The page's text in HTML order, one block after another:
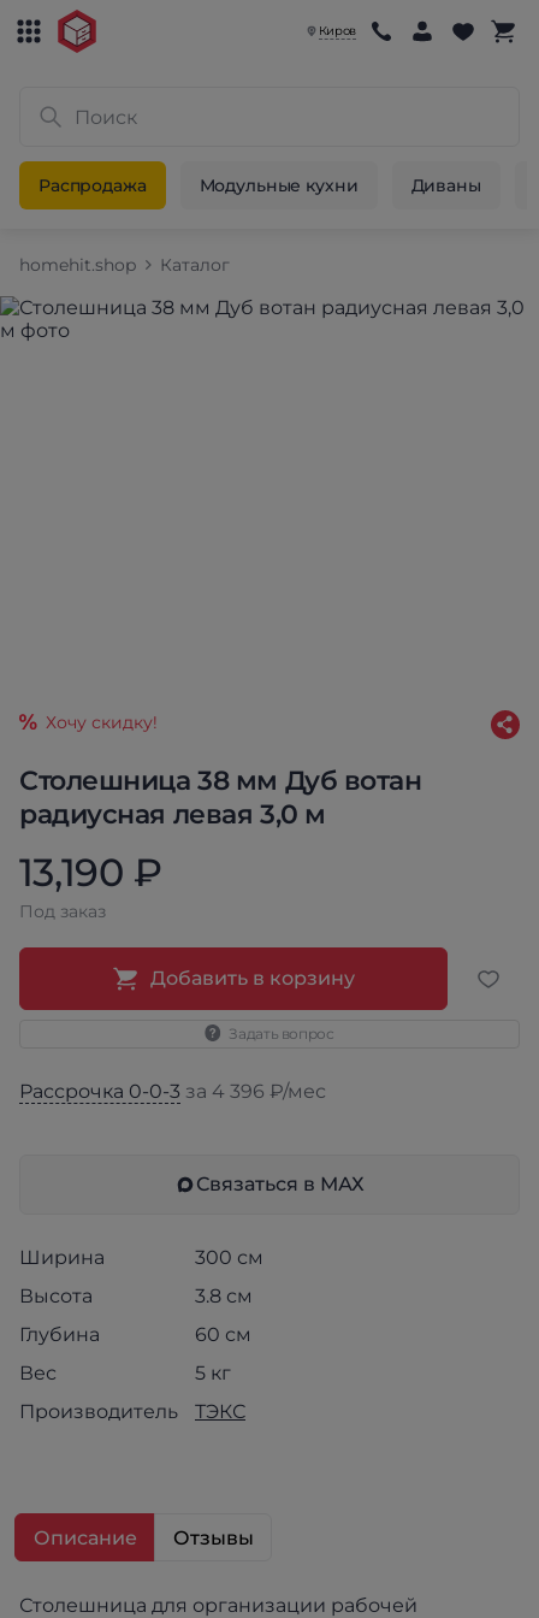
Киров
Распродажа Модульные кухни Диваны
homehit.shop Каталог
Столешница 38 мм Дуб вотан
радиусная левая 3,0 м
Хочу скидку!
13,190 ₽
Под заказ
Добавить в корзину
Задать вопрос
Рассрочка 0-0-3 за 4 396 ₽/мес
Связаться в МАХ
Ширина
300 см
Высота
3.8 см
Глубина
60 см
Вес
5 кг
Производитель
ТЭКС
Описание Отзывы
Столешница для организации рабочей